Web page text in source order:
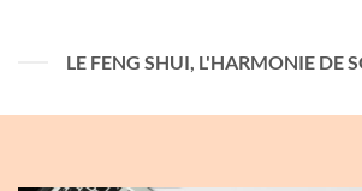
LE FENG SHUI, L'HARMONIE DE